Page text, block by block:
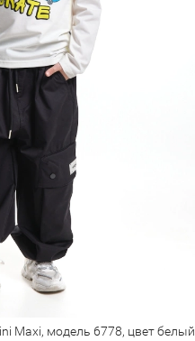
Maxi, модель 6778, цвет белый